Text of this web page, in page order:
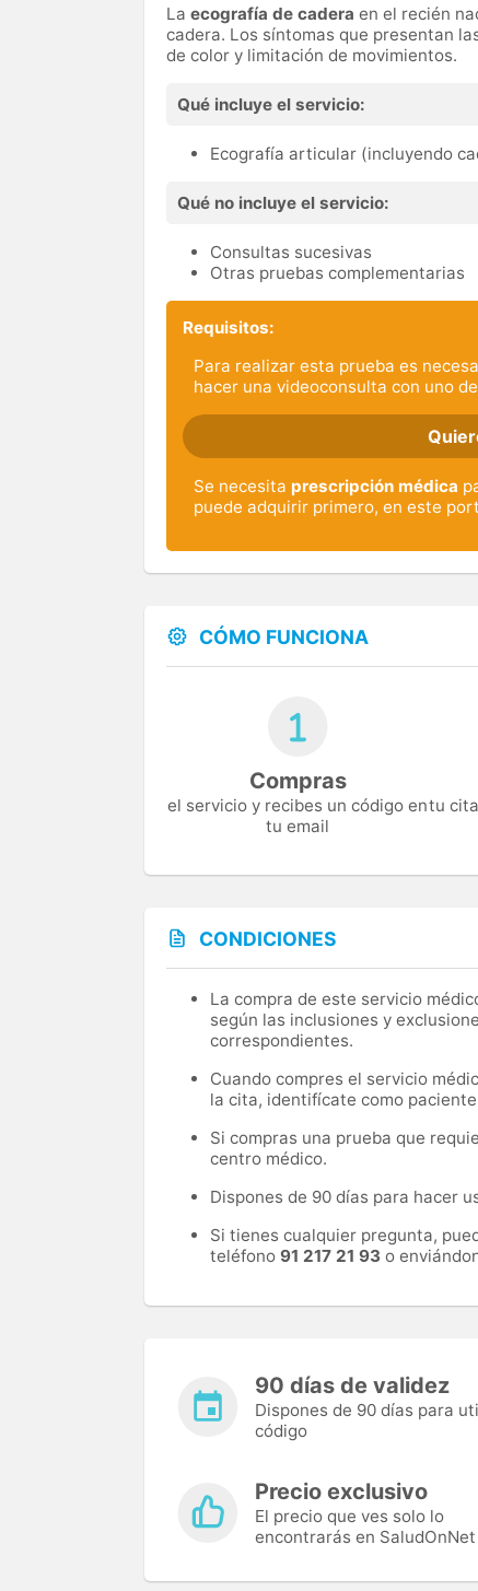
La ecografía de cadera en el recién
cadera. Los síntomas que presentan
de color y limitación de movimientos.
Qué incluye el servicio:
Ecografía articular (incluyendo
Qué no incluye el servicio:
Consultas sucesivas
Otras pruebas complementarias
Requisitos:
Para realizar esta prueba es
hacer una videoconsulta con uno
Se necesita prescripción médica
puede adquirir primero, en este
CÓMO FUNCIONA
Compras
el servicio y recibes un código en
tu email
tu
CONDICIONES
La compra de este servicio
según las inclusiones y
correspondientes.
Cuando compres el servicio
la cita, identifícate como
Si compras una prueba que
centro médico.
Dispones de 90 días para hacer
Si tienes cualquier pregunta,
teléfono 91 217 21 93 o
90 días de validez
Dispones de 90 días para
código
Precio exclusivo
El precio que ves solo lo
encontrarás en SaludOnNet